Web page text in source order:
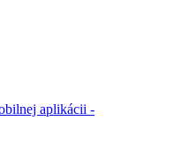
aplikácii -